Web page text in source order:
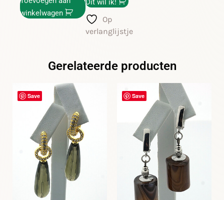
winkelwagen
Dit wil ik!
Op
verlanglijstje
Gerelateerde producten
Save Save